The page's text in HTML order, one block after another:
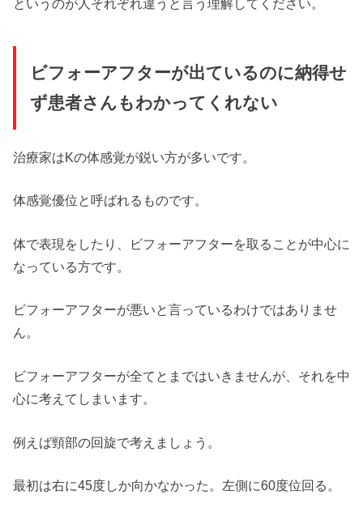
というのが人それぞれ違うと言う理解してください。
ビフォーアフターが出ているのに納得せ
ず患者さんもわかってくれない
治療家はKの体感覚が鋭い方が多いです。
体感覚優位と呼ばれるものです。
体で表現をしたり、ビフォーアフターを取ることが中心に
なっている方です。
ビフォーアフターが悪いと言っているわけではありませ
ん。
ビフォーアフターが全てとまではいきませんが、それを中
心に考えてしまいます。
例えば頸部の回旋で考えましょう。
最初は右に45度しか向かなかった。左側に60度位回る。